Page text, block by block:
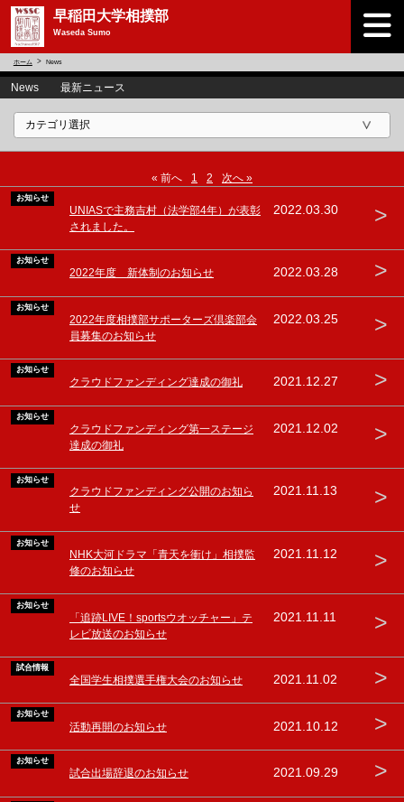
早稲田大学相撲部
Waseda Sumo
ホーム News
News 最新ニュース
« 前へ 1 2 次へ »
お知らせ
UNIASで主務吉村（法学部4年）が表彰
されました。
2022.03.30 >
お知らせ
2022年度 新体制のお知らせ 2022.03.28 >
お知らせ
2022年度相撲部サポーターズ倶楽部会
員募集のお知らせ
2022.03.25 >
お知らせ
クラウドファンディング達成の御礼 2021.12.27 >
お知らせ
クラウドファンディング第一ステージ
達成の御礼
2021.12.02 >
お知らせ
クラウドファンディング公開のお知ら
せ
2021.11.13 >
お知らせ
NHK大河ドラマ「青天を衝け」相撲監
修のお知らせ
2021.11.12 >
お知らせ
「追跡LIVE！sportsウオッチャー」テ
レビ放送のお知らせ
2021.11.11 >
試合情報
全国学生相撲選手権大会のお知らせ 2021.11.02 >
お知らせ
活動再開のお知らせ 2021.10.12 >
お知らせ
試合出場辞退のお知らせ 2021.09.29 >